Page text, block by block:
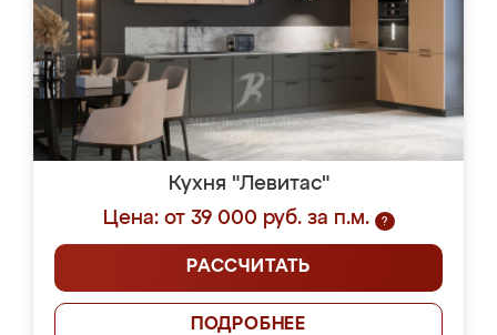
Кухня "Левитас"
Цена: от 39 000 руб. за п.м.
?
РАССЧИТАТЬ
ПОДРОБНЕЕ